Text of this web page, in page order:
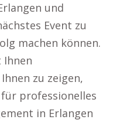
und
Event zu
machen können.
zu zeigen,
professionelles
in Erlangen